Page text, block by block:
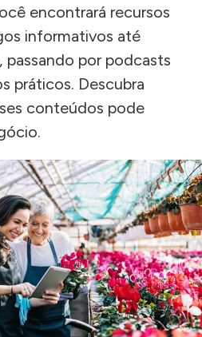
encontrará recursos
informativos até
passando por podcasts
práticos. Descubra
conteúdos pode